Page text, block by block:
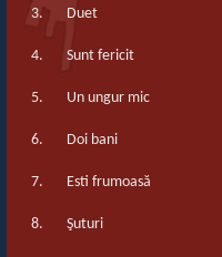
3. Duet
4. Sunt fericit
5. Un ungur mic
6. Doi bani
7. Esti frumoasă
8. Şuturi